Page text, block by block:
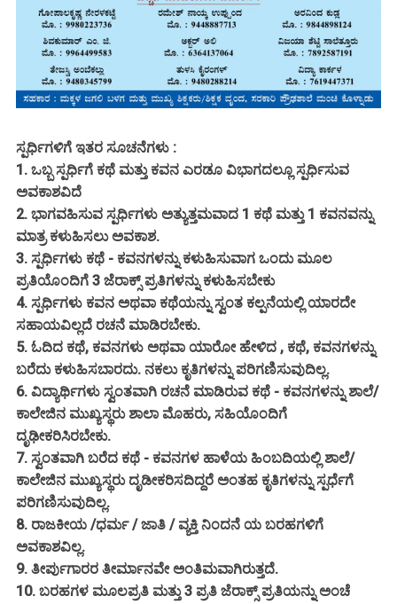
ಸ್ಪರ್ಧಿಗಳಿಗೆ ಇತರ ಸೂಚನೆಗಳು :
1. ಒಬ್ಬ ಸ್ಪರ್ಧಿಗೆ ಕಥೆ ಮತ್ತು ಕವನ ಎರಡೂ ವಿಭಾಗದಲ್ಲೂ ಸ್ಪರ್ಧಿಸುವ
ಅವಕಾಶವಿದೆ
2. ಭಾಗವಹಿಸುವ ಸ್ಪರ್ಧಿಗಳು ಅತ್ಯುತ್ತಮವಾದ 1 ಕಥೆ ಮತ್ತು 1 ಕವನವನ್ನು
ಮಾತ್ರ ಕಳುಹಿಸಲು ಅವಕಾಶ.
3. ಸ್ಪರ್ಧಿಗಳು ಕಥೆ - ಕವನಗಳನ್ನು ಕಳುಹಿಸುವಾಗ ಒಂದು ಮೂಲ
ಪ್ರತಿಯೊಂದಿಗೆ 3 ಜೆರಾಕ್ಸ್ ಪ್ರತಿಗಳನ್ನು ಕಳುಹಿಸಬೇಕು
4. ಸ್ಪರ್ಧಿಗಳು ಕವನ ಅಥವಾ ಕಥೆಯನ್ನು ಸ್ವಂತ ಕಲ್ಪನೆಯಲ್ಲಿ ಯಾರದೇ
ಸಹಾಯವಿಲ್ಲದೆ ರಚನೆ ಮಾಡಿರಬೇಕು.
5. ಓದಿದ ಕಥೆ, ಕವನಗಳು ಅಥವಾ ಯಾರೋ ಹೇಳಿದ , ಕಥೆ, ಕವನಗಳನ್ನು
ಬರೆದು ಕಳುಹಿಸಬಾರದು. ನಕಲು ಕೃತಿಗಳನ್ನು ಪರಿಗಣಿಸುವುದಿಲ್ಲ.
6. ವಿದ್ಯಾರ್ಥಿಗಳು ಸ್ವಂತವಾಗಿ ರಚನೆ ಮಾಡಿರುವ ಕಥೆ - ಕವನಗಳನ್ನು ಶಾಲೆ/
ಕಾಲೇಜಿನ ಮುಖ್ಯಸ್ಥರು ಶಾಲಾ ಮೊಹರು, ಸಹಿಯೊಂದಿಗೆ
ದೃಢೀಕರಿಸಿರಬೇಕು.
7. ಸ್ವಂತವಾಗಿ ಬರೆದ ಕಥೆ - ಕವನಗಳ ಹಾಳೆಯ ಹಿಂಬದಿಯಲ್ಲಿ ಶಾಲೆ/
ಕಾಲೇಜಿನ ಮುಖ್ಯಸ್ಥರು ದೃಡೀಕರಿಸದಿದ್ದರೆ ಅಂತಹ ಕೃತಿಗಳನ್ನು ಸ್ಪರ್ಧೆಗೆ
ಪರಿಗಣಿಸುವುದಿಲ್ಲ.
8. ರಾಜಕೀಯ /ಧರ್ಮ / ಜಾತಿ / ವ್ಯಕ್ತಿ ನಿಂದನೆ ಯ ಬರಹಗಳಿಗೆ
ಅವಕಾಶವಿಲ್ಲ.
9. ತೀರ್ಪುಗಾರರ ತೀರ್ಮಾನವೇ ಅಂತಿಮವಾಗಿರುತ್ತದೆ.
10. ಬರಹಗಳ ಮೂಲಪ್ರತಿ ಮತ್ತು 3 ಪ್ರತಿ ಜೆರಾಕ್ಸ್ ಪ್ರತಿಯನ್ನು ಅಂಚೆ